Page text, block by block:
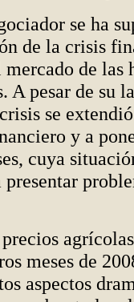
se ha
de la crisis
de las
A pesar de su
se
y a
cuya
meses de
aspectos